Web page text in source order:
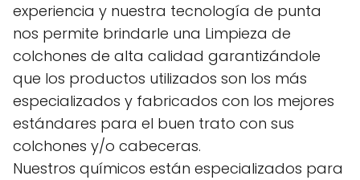
experiencia y nuestra tecnología de punta
nos permite brindarle una Limpieza de
colchones de alta calidad garantizándole
que los productos utilizados son los más
especializados y fabricados con los mejores
estándares para el buen trato con sus
colchones y/o cabeceras.
Nuestros químicos están especializados para